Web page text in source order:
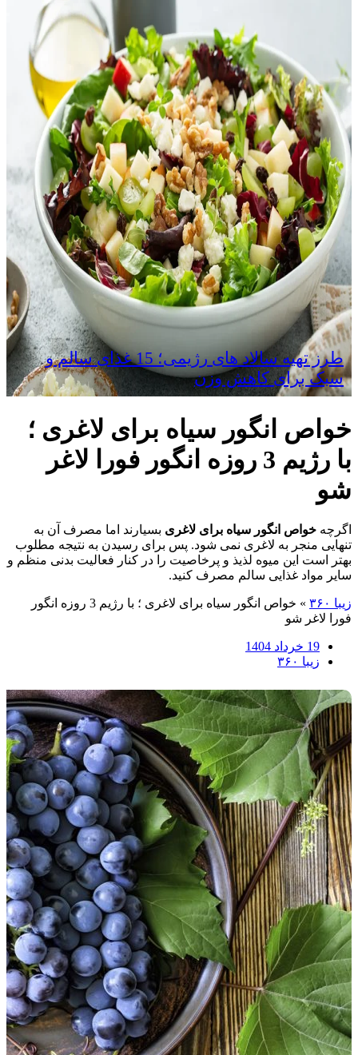
طرز تهیه سالاد های رژیمی؛ 15 غذای سالم و
سبک برای کاهش وزن
خواص انگور سیاه برای لاغری ؛
با رژیم 3 روزه انگور فورا لاغر
شو
اگرچه خواص انگور سیاه برای لاغری بسیارند اما مصرف آن به
تنهایی منجر به لاغری نمی شود. پس برای رسیدن به نتیجه مطلوب
بهتر است این میوه لذیذ و پرخاصیت را در کنار فعالیت بدنی منظم و
سایر مواد غذایی سالم مصرف کنید.
زیبا ۳۶۰ »
خواص انگور سیاه برای لاغری ؛ با رژیم 3 روزه انگور
فورا لاغر شو
19 خرداد 1404
زیبا ۳۶۰